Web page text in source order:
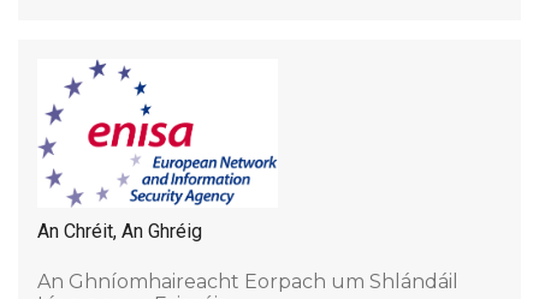
An Chréit, An Ghréig
An Ghníomhaireacht Eorpach um Shlándáil